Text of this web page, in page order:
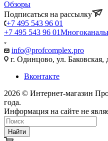
Обзоры
Подписаться на рассылку
+7 495 543 96 01
+7 495 543 96 01
info@profcomplex.pro
г. Одинцово, ул. Баковская,
Вконтакте
2026 © Интернет-магазин
года.
Информация на сайте не
Найти